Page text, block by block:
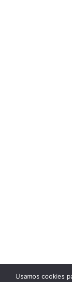
Usamos cookies